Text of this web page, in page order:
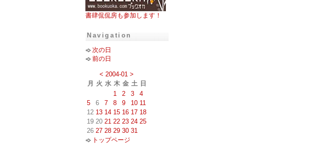
書肆侃侃房も参加します！
Navigation
次の日
前の日
< 2004-01 >
月
火 水 木 金 土 日
1
2 3
4
5
6 7 8 9 10 11
12 13 14 15 16 17 18
19 20 21 22 23 24 25
26 27 28 29 30 31
トップページ